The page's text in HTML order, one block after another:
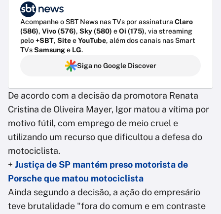
Acompanhe o SBT News nas TVs por assinatura Claro
(586), Vivo (576), Sky (580) eOi (175), via streaming
pelo+SBT, SiteeYouTube, além dos canais nas Smart
TVsSamsunge LG.
Siga no Google Discover
De acordo com a decisão da promotora Renata
Cristina de Oliveira Mayer, Igor matou a vítima por
motivo fútil, com emprego de meio cruel e
utilizando um recurso que dificultou a defesa do
motociclista.
+ Justiça de SP mantém preso motorista de
Porsche que matou motociclista
Ainda segundo a decisão, a ação do empresário
teve brutalidade "fora do comum e em contraste